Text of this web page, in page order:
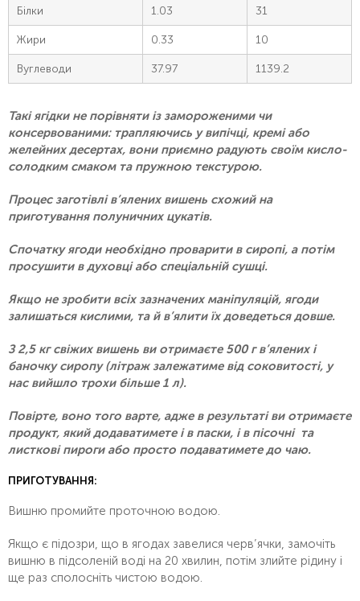
Білки 1.03 31
Жири 0.33 10
Вуглеводи 37.97 1139.2
Такі ягідки не порівняти із замороженими чи
консервованими: трапляючись у випічці, кремі або
желейних десертах, вони приємно радують своїм кисло-
солодким смаком та пружною текстурою.
Процес заготівлі в’ялених вишень схожий на
приготування полуничних цукатів.
Спочатку ягоди необхідно проварити в сиропі, а потім
просушити в духовці або спеціальній сушці.
Якщо не зробити всіх зазначених маніпуляцій, ягоди
залишаться кислими, та й в’ялити їх доведеться довше.
З 2,5 кг свіжих вишень ви отримаєте 500 г в’ялених і
баночку сиропу (літраж залежатиме від соковитості, у
нас вийшло трохи більше 1 л).
Повірте, воно того варте, адже в результаті ви отримаєте
продукт, який додаватимете і в паски, і в пісочні та
листкові пироги або просто подаватимете до чаю.
ПРИГОТУВАННЯ:
Вишню промийте проточною водою.
Якщо є підозри, що в ягодах завелися черв’ячки, замочіть
вишню в підсоленій воді на 20 хвилин, потім злийте рідину і
ще раз сполосніть чистою водою.